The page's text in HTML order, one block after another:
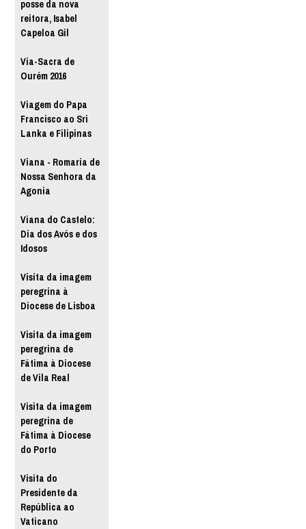
posse da nova
reitora, Isabel
Capeloa Gil
Via-Sacra de
Ourém 2016
Viagem do Papa
Francisco ao Sri
Lanka e Filipinas
Viana - Romaria de
Nossa Senhora da
Agonia
Viana do Castelo:
Dia dos Avós e dos
Idosos
Visita da imagem
peregrina à
Diocese de Lisboa
Visita da imagem
peregrina de
Fátima à Diocese
de Vila Real
Visita da imagem
peregrina de
Fátima à Diocese
do Porto
Visita do
Presidente da
República ao
Vaticano